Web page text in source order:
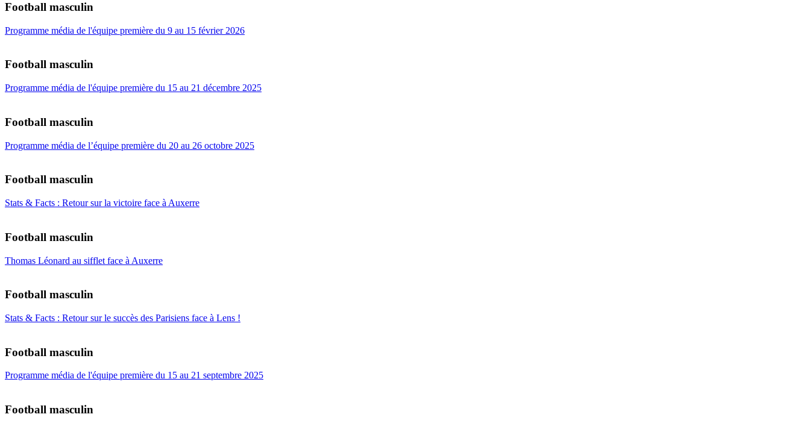
Football masculin
Programme média de l'équipe première du 9 au 15 février 2026
Football masculin
Programme média de l'équipe première du 15 au 21 décembre 2025
Football masculin
Programme média de l’équipe première du 20 au 26 octobre 2025
Football masculin
Stats & Facts : Retour sur la victoire face à Auxerre
Football masculin
Thomas Léonard au sifflet face à Auxerre
Football masculin
Stats & Facts : Retour sur le succès des Parisiens face à Lens !
Football masculin
Programme média de l'équipe première du 15 au 21 septembre 2025
Football masculin